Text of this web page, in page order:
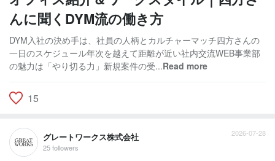
んに聞くDYM流の働き方
DYM入社の決め手は、社員の人柄とカルチャーマッチ四方さんの
一日のスケジュール年次を越えて距離が近い社内交流WEB事業部
の魅力は「やり切る力」新規案件の受...Read more
15
グレートワークス株式会社
25 followers
2026-07-28